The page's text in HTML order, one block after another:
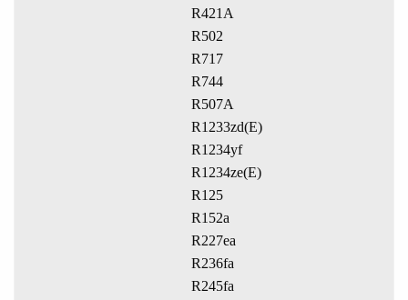
R421A
R502
R717
R744
R507A
R1233zd(E)
R1234yf
R1234ze(E)
R125
R152a
R227ea
R236fa
R245fa